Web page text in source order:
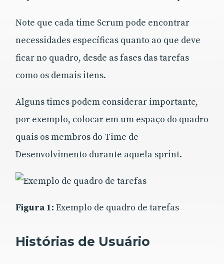
Note que cada time Scrum pode encontrar
necessidades específicas quanto ao que deve
ficar no quadro, desde as fases das tarefas
como os demais itens.
Alguns times podem considerar importante,
por exemplo, colocar em um espaço do quadro
quais os membros do Time de
Desenvolvimento durante aquela sprint.
Figura 1: Exemplo de quadro de tarefas
Histórias de Usuário